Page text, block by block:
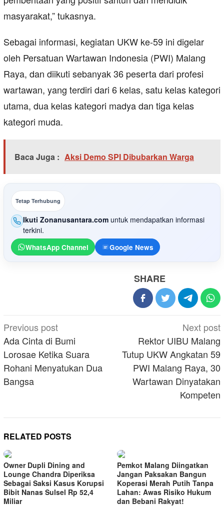
masyarakat,” tukasnya.
Sebagai informasi, kegiatan UKW ke-59 ini digelar
oleh Persatuan Wartawan Indonesia (PWI) Malang
Raya, dan diikuti sebanyak 36 peserta dari profesi
wartawan, yang terdiri dari 6 kelas, satu kelas kategori
utama, dua kelas kategori madya dan tiga kelas
kategori muda.
Baca Juga : Aksi Demo SPI Dibubarkan Warga
Tetap Terhubung
Ikuti Zonanusantara.com untuk mendapatkan informasi
terkini.
WhatsApp Channel Google News
SHARE
Post
navigation
Previous post
Ada Cinta di Bumi
Lorosae Ketika Suara
Rohani Menyatukan Dua
Bangsa
Next post
Rektor UIBU Malang
Tutup UKW Angkatan 59
PWI Malang Raya, 30
Wartawan Dinyatakan
Kompeten
RELATED POSTS
Owner Dupli Dining and
Lounge Chandra Diperiksa
Sebagai Saksi Kasus Korupsi
Bibit Nanas Sulsel Rp 52,4
Miliar
Pemkot Malang Diingatkan
Jangan Paksakan Bangun
Koperasi Merah Putih Tanpa
Lahan: Awas Risiko Hukum
dan Bebani Rakyat!